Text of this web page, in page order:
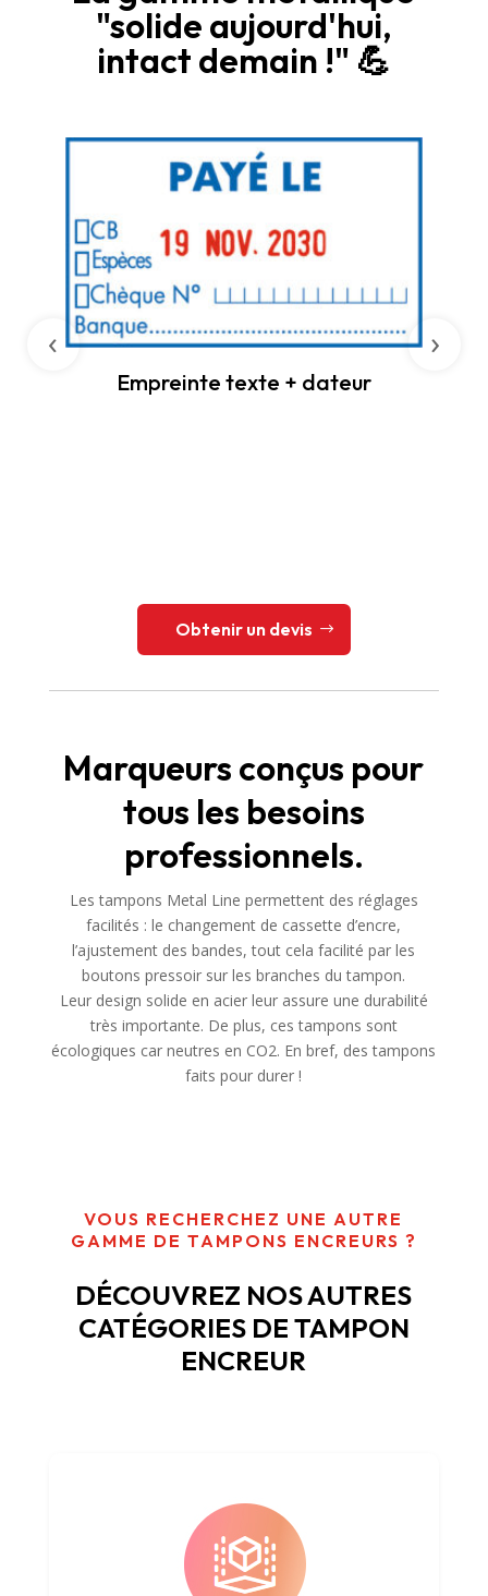
"solide aujourd'hui,
intact demain !" 💪
Empreinte texte + dateur
‹ ›
Obtenir un devis
Marqueurs conçus pour
tous les besoins
professionnels.
Les tampons Metal Line permettent des réglages
facilités : le changement de cassette d’encre,
l’ajustement des bandes, tout cela facilité par les
boutons pressoir sur les branches du tampon.
Leur design solide en acier leur assure une durabilité
très importante. De plus, ces tampons sont
écologiques car neutres en CO2. En bref, des tampons
faits pour durer !
VOUS RECHERCHEZ UNE AUTRE
GAMME DE TAMPONS ENCREURS ?
DÉCOUVREZ NOS AUTRES
CATÉGORIES DE TAMPON
ENCREUR